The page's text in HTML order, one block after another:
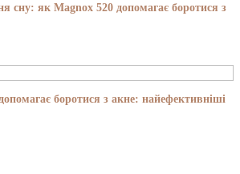
сну: як Magnox 520 допомагає боротися з
боротися з акне: найефективніші